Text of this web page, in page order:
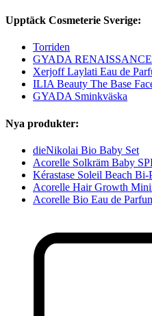
Upptäck Cosmeterie Sverige:
Torriden
GYADA RENAISSANCE
Xerjoff Laylati Eau de
ILIA Beauty The Base
GYADA Sminkväska
Nya produkter:
dieNikolai Bio Baby Set
Acorelle Solkräm Baby
Kérastase Soleil Beach
Acorelle Hair Growth
Acorelle Bio Eau de